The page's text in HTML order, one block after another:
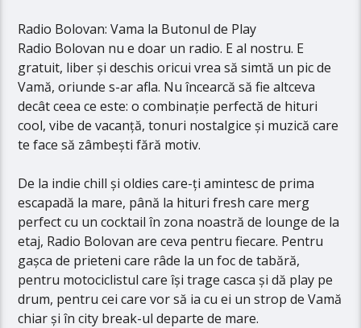
Radio Bolovan: Vama la Butonul de Play
Radio Bolovan nu e doar un radio. E al nostru. E
gratuit, liber și deschis oricui vrea să simtă un pic de
Vamă, oriunde s-ar afla. Nu încearcă să fie altceva
decât ceea ce este: o combinație perfectă de hituri
cool, vibe de vacanță, tonuri nostalgice și muzică care
te face să zâmbești fără motiv.
De la indie chill și oldies care-ți amintesc de prima
escapadă la mare, până la hituri fresh care merg
perfect cu un cocktail în zona noastră de lounge de la
etaj, Radio Bolovan are ceva pentru fiecare. Pentru
gașca de prieteni care râde la un foc de tabără,
pentru motociclistul care își trage casca și dă play pe
drum, pentru cei care vor să ia cu ei un strop de Vamă
chiar și în city break-ul departe de mare.